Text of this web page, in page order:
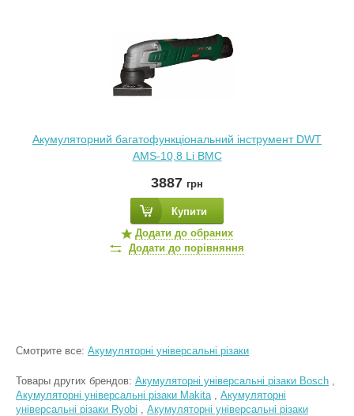
Акумуляторний багатофункціональний інструмент DWT
AMS-10,8 Li BMC
3887 грн
Купити
Додати до обраних
Додати до порівняння
Смотрите все: Акумуляторні універсальні різаки
Товары других брендов: Акумуляторні універсальні різаки Bosch ,
Акумуляторні універсальні різаки Makita, Акумуляторні
універсальні різаки Ryobi , Акумуляторні універсальні різаки